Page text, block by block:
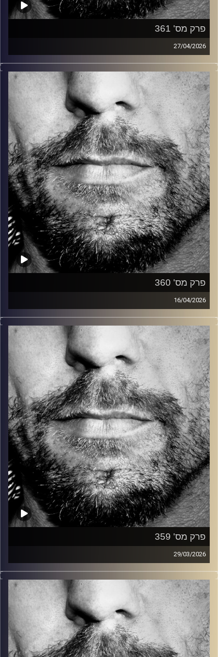
פרק מס' 361
27/04/2026
זיפים, מוזיקה מחוספסת של הופעות חיות. הרבה ג'אם, רוק,
בלוז, bluegrass, ג'אז, Fאנק, פרוגרסיב ואפילו אלקטרוניקה.
כל מה שחי, אמיתי ונושם.
עם שמוליק רגב.
קרדיט תמונות: David Goehring
פרק מס' 360
16/04/2026
זיפים, מוזיקה מחוספסת של הופעות חיות. הרבה ג'אם, רוק,
בלוז, bluegrass, ג'אז, Fאנק, פרוגרסיב ואפילו אלקטרוניקה.
כל מה שחי, אמיתי ונושם.
עם שמוליק רגב.
קרדיט תמונות: David Goehring
פרק מס' 359
29/03/2026
זיפים, מוזיקה מחוספסת של הופעות חיות. הרבה ג'אם, רוק,
בלוז, bluegrass, ג'אז, Fאנק, פרוגרסיב ואפילו אלקטרוניקה.
כל מה שחי, אמיתי ונושם.
עם שמוליק רגב.
קרדיט תמונות: David Goehring